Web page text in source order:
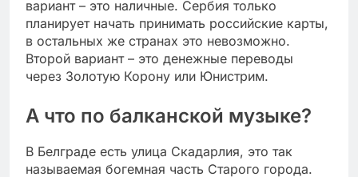
вариант – это наличные. Сербия только
планирует начать принимать российские карты,
в остальных же странах это невозможно.
Второй вариант – это денежные переводы
через Золотую Корону или Юнистрим.
А что по балканской музыке?
В Белграде есть улица Скадарлия, это так
называемая богемная часть Старого города.